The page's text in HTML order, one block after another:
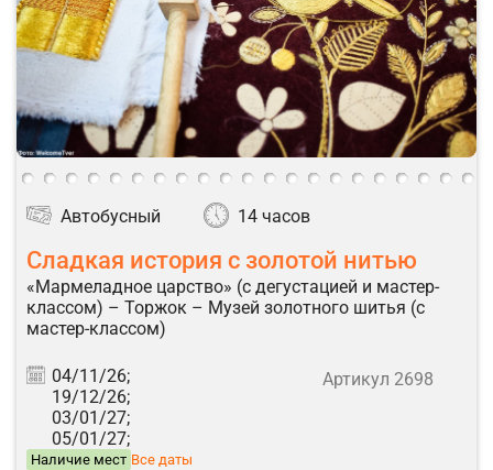
Автобусный 14 часов
Сладкая история с золотой нитью
«Мармеладное царство» (с дегустацией и мастер-
классом) – Торжок – Музей золотного шитья (с
мастер-классом)
04/11/26;
19/12/26;
03/01/27;
05/01/27;
Наличие мест Все даты
Артикул 2698